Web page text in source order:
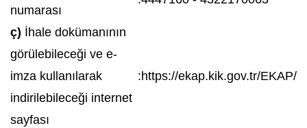
numarası
ç) İhale dokümanının
görülebileceği ve e-
imza kullanılarak
indirilebileceği internet
sayfası
:https://ekap.kik.gov.tr/EKAP/